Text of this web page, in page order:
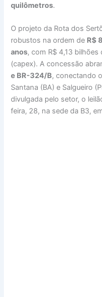
quilômetros.
O projeto da Rota dos
robustos na ordem de R$
anos, com R$ 4,13
(capex). A concessão
e BR-324/B, conectando
Santana (BA) e Salgueiro
divulgada pelo setor, o
feira, 28, na sede da B3,